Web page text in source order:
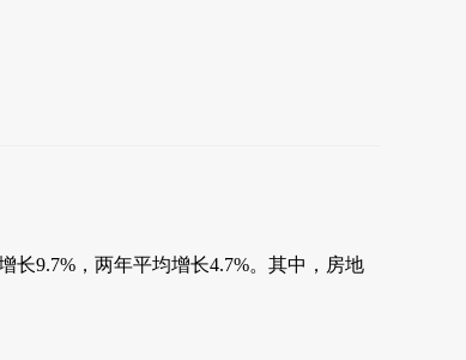
长9.7%，两年平均增长4.7%。其中，房地